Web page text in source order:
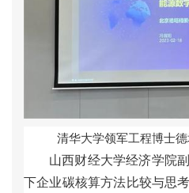
清华大学领军工程博士德
山西财经大学经济学院
下企业碳核算方法比较与思考